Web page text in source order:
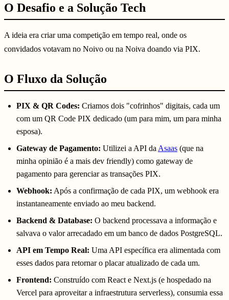
O Desafio e a Solução Tech
A ideia era criar uma competição em tempo real, onde os
convidados votavam no Noivo ou na Noiva doando via PIX.
O Fluxo da Solução
PIX & QR Codes: Criamos dois "cofrinhos" digitais, cada um
com um QR Code PIX dedicado (um para mim, um para minha
esposa).
Gateway de Pagamento: Utilizei a API da Asaas (que na
minha opinião é a mais dev friendly) como gateway de
pagamento para gerenciar as transações PIX.
Webhook: Após a confirmação de cada PIX, um webhook era
instantaneamente enviado ao meu backend.
Backend & Database: O backend processava a informação e
salvava o valor arrecadado em um banco de dados PostgreSQL.
API em Tempo Real: Uma API específica era alimentada com
esses dados para retornar o placar atualizado de cada um.
Frontend: Construído com React e Next.js (e hospedado na
Vercel para aproveitar a infraestrutura serverless), consumia essa